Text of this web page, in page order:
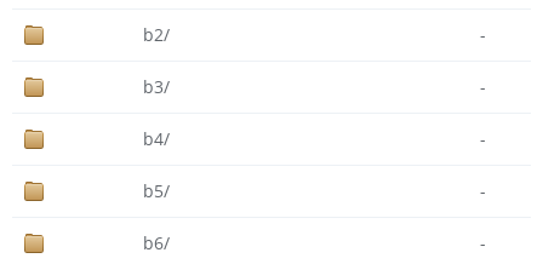
b2/ -
b3/ -
b4/ -
b5/ -
b6/ -